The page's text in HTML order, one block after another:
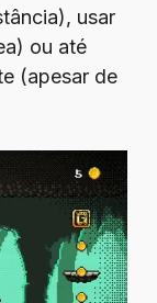
usar
ou até
(apesar de